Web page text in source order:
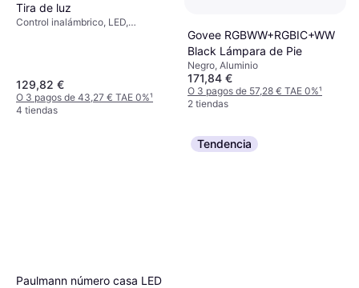
Tira de luz
Control inalámbrico, LED,
129,82 €
O 3 pagos de 43,27 € TAE 0%¹
4 tiendas
Govee RGBWW+RGBIC+WW
Black Lámpara de Pie
Negro, Aluminio
171,84 €
O 3 pagos de 57,28 € TAE 0%¹
2 tiendas
Paulmann número casa LED
Tendencia